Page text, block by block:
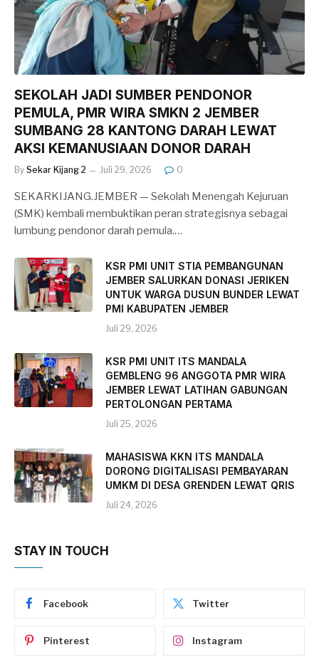
SEKOLAH JADI SUMBER PENDONOR
PEMULA, PMR WIRA SMKN 2 JEMBER
SUMBANG 28 KANTONG DARAH LEWAT
AKSI KEMANUSIAAN DONOR DARAH
By Sekar Kijang 2 Juli 29, 2026 0
SEKARKIJANG.JEMBER — Sekolah Menengah Kejuruan
(SMK) kembali membuktikan peran strategisnya sebagai
lumbung pendonor darah pemula.…
KSR PMI UNIT STIA PEMBANGUNAN
JEMBER SALURKAN DONASI JERIKEN
UNTUK WARGA DUSUN BUNDER LEWAT
PMI KABUPATEN JEMBER
Juli 29, 2026
KSR PMI UNIT ITS MANDALA
GEMBLENG 96 ANGGOTA PMR WIRA
JEMBER LEWAT LATIHAN GABUNGAN
PERTOLONGAN PERTAMA
Juli 25, 2026
MAHASISWA KKN ITS MANDALA
DORONG DIGITALISASI PEMBAYARAN
UMKM DI DESA GRENDEN LEWAT QRIS
Juli 24, 2026
STAY IN TOUCH
Facebook Twitter
Pinterest Instagram